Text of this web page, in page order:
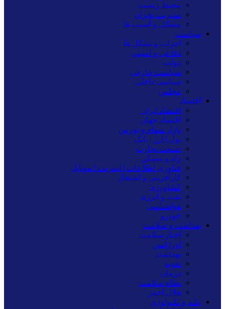
محیط زیست
مدیریت بحران
مسائل و آسیب ها
سیاست
احزاب و تشکل ها
دفاعی و امنیتی
دولت
سیاست خارجی
سیاسی داخلی
مجلس
اقتصاد
اقتصاد ایران
اقتصاد جهان
بازار سهام و بورس
پول | ارز | بانک
صنعت تجارت
راه و مسکن
فناوری اطلاعات | اینترنت | موبایل
کارآفرینی و اشتغال
کشاورزی
نفت و انرژی
هواشناسی
خودرو
بهداشت و سلامت
اخبار سلامت
اورژانس
بهداشت
تغدیه
درمان
نظام سلامت
هلال احمر
علم و تکنولوژی